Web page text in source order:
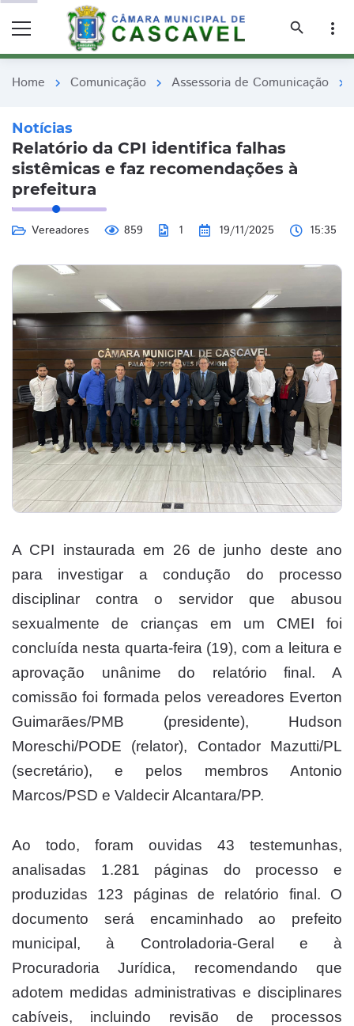
search
more_vert
Home chevron_right Comunicação chevron_right Assessoria de Comunicação chevron_right
Notícias
Relatório da CPI identifica falhas
sistêmicas e faz recomendações à
prefeitura
Vereadores 859 1 19/11/2025 15:35
A CPI instaurada em 26 de junho deste ano
para investigar a condução do processo
disciplinar contra o servidor que abusou
sexualmente de crianças em um CMEI foi
concluída nesta quarta-feira (19), com a leitura e
aprovação unânime do relatório final. A
comissão foi formada pelos vereadores Everton
Guimarães/PMB (presidente), Hudson
Moreschi/PODE (relator), Contador Mazutti/PL
(secretário), e pelos membros Antonio
Marcos/PSD e Valdecir Alcantara/PP.
Ao todo, foram ouvidas 43 testemunhas,
analisadas 1.281 páginas do processo e
produzidas 123 páginas de relatório final. O
documento será encaminhado ao prefeito
municipal, à Controladoria-Geral e à
Procuradoria Jurídica, recomendando que
adotem medidas administrativas e disciplinares
cabíveis, incluindo revisão de processos